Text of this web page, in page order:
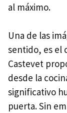
al máximo.
Una de las
sentido, es el
Castevet
desde la
significativo
puerta. Sin